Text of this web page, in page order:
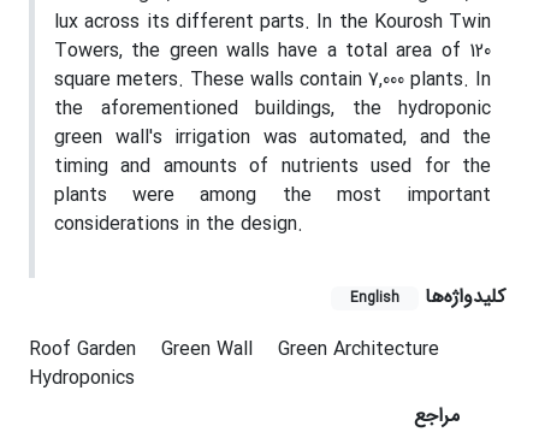
lux across its different parts. In the Kourosh Twin
Towers, the green walls have a total area of 120
square meters. These walls contain 7,000 plants. In
the aforementioned buildings, the hydroponic
green wall's irrigation was automated, and the
timing and amounts of nutrients used for the
plants were among the most important
considerations in the design.
کلیدواژه‌ها English
Roof Garden Green Wall
Green Architecture
Hydroponics
مراجع